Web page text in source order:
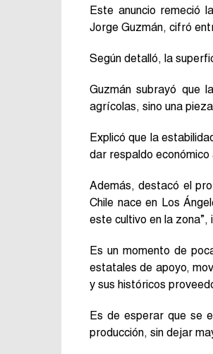
Este anuncio remeció
Jorge Guzmán, cifró
Según detalló, la
Guzmán subrayó que
agrícolas, sino una
Explicó que la
dar respaldo
Además, destacó el
Chile nace en Los
este cultivo en la zona”,
Es un momento de
estatales de apoyo,
y sus históricos
Es de esperar que se
producción, sin dejar